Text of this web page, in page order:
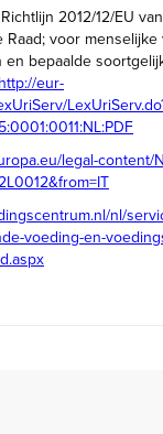
2012/12/EU
Raad; voor
bepaalde
http://eur-
legal-content/
nl/
voeding-en-